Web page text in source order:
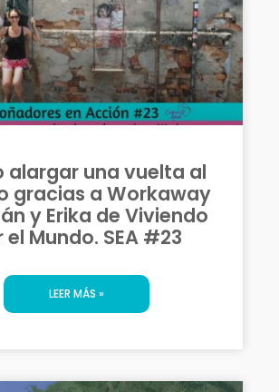
alargar una vuelta al
gracias a Workaway
y Erika de Viviendo
el Mundo. SEA #23
LEER MÁS »